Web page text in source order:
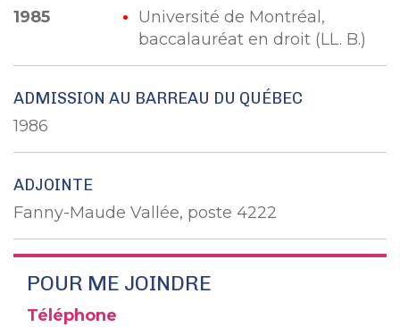
1985
Université de Montréal,
baccalauréat en droit (LL. B.)
ADMISSION AU BARREAU DU QUÉBEC
1986
ADJOINTE
Fanny-Maude Vallée, poste 4222
POUR ME JOINDRE
Téléphone